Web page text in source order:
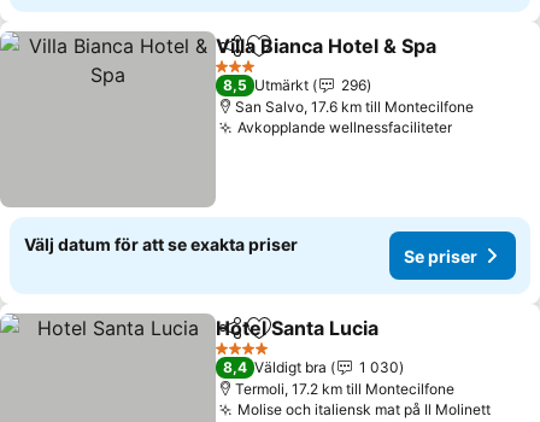
Dela Lägg till i Mina Favoriter
Villa Bianca Hotel & Spa
3 Stjärnor
8,5 Utmärkt
296
San Salvo, 17.6 km till Montecilfone
Avkopplande wellnessfaciliteter
Välj datum för att se exakta priser
Se priser
Dela Lägg till i Mina Favoriter
Hotel Santa Lucia
4 Stjärnor
8,4 Väldigt bra
1 030
Termoli, 17.2 km till Montecilfone
Molise och italiensk mat på Il Molinett